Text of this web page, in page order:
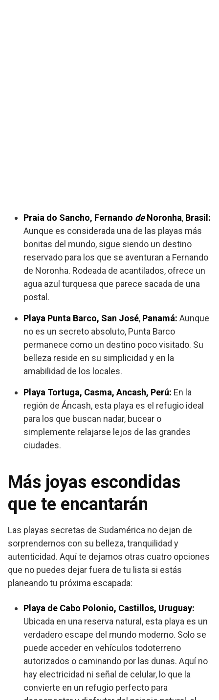
Praia do Sancho, Fernando deNoronha, Brasil:
Aunque es considerada una de las playas más
bonitas del mundo, sigue siendo un destino
reservado para los que se aventuran a Fernando
de Noronha. Rodeada de acantilados, ofrece un
agua azul turquesa que parece sacada de una
postal.
Playa Punta Barco, San José, Panamá: Aunque
no es un secreto absoluto, Punta Barco
permanece como un destino poco visitado. Su
belleza reside en su simplicidad y en la
amabilidad de los locales.
Playa Tortuga, Casma, Ancash, Perú: En la
región de Áncash, esta playa es el refugio ideal
para los que buscan nadar, bucear o
simplemente relajarse lejos de las grandes
ciudades.
Más joyas escondidas
que te encantarán
Las playas secretas de Sudamérica no dejan de
sorprendernos con su belleza, tranquilidad y
autenticidad. Aquí te dejamos otras cuatro opciones
que no puedes dejar fuera de tu lista si estás
planeando tu próxima escapada:
Playa de Cabo Polonio, Castillos, Uruguay:
Ubicada en una reserva natural, esta playa es un
verdadero escape del mundo moderno. Solo se
puede acceder en vehículos todoterreno
autorizados o caminando por las dunas. Aquí no
hay electricidad ni señal de celular, lo que la
convierte en un refugio perfecto para